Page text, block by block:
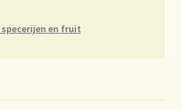
en fruit